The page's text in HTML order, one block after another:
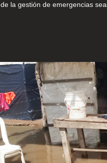
de la gestión de emergencias